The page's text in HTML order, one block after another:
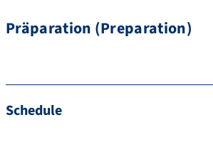
Präparation (Preparation)
Schedule